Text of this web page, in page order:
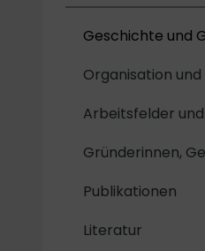
Geschichte und
Organisation
Arbeitsfelder
Gründerinnen,
Publikationen
Literatur